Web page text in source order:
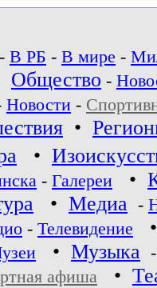
- В РБ - В мире -
Общество -
Новости -
•
•
- Галереи •
• Медиа -
- Телевидение
• Музыка
афиша •